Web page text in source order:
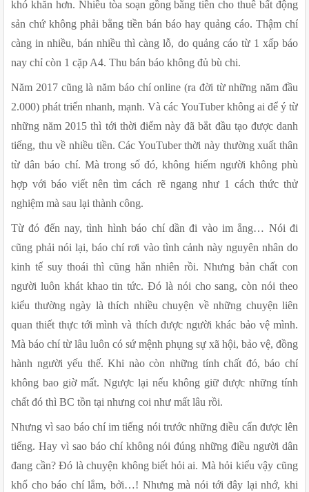
khó khăn hơn. Nhiều tòa soạn gồng bằng tiền cho thuê bất động
sản chứ không phải bằng tiền bán báo hay quảng cáo. Thậm chí
càng in nhiều, bán nhiều thì càng lỗ, do quảng cáo từ 1 xấp báo
nay chỉ còn 1 cặp A4. Thu bán báo không đủ bù chi.
Năm 2017 cũng là năm báo chí online (ra đời từ những năm đầu
2.000) phát triển nhanh, mạnh. Và các YouTuber không ai để ý từ
những năm 2015 thì tới thời điểm này đã bắt đầu tạo được danh
tiếng, thu về nhiều tiền. Các YouTuber thời này thường xuất thân
từ dân báo chí. Mà trong số đó, không hiếm người không phù
hợp với báo viết nên tìm cách rẽ ngang như 1 cách thức thử
nghiệm mà sau lại thành công.
Từ đó đến nay, tình hình báo chí dần đi vào im ắng… Nói đi
cũng phải nói lại, báo chí rơi vào tình cảnh này nguyên nhân do
kinh tế suy thoái thì cũng hẳn nhiên rồi. Nhưng bản chất con
người luôn khát khao tin tức. Đó là nói cho sang, còn nói theo
kiểu thường ngày là thích nhiều chuyện về những chuyện liên
quan thiết thực tới mình và thích được người khác bảo vệ mình.
Mà báo chí từ lâu luôn có sứ mệnh phụng sự xã hội, bảo vệ, đồng
hành người yếu thế. Khi nào còn những tính chất đó, báo chí
không bao giờ mất. Ngược lại nếu không giữ được những tính
chất đó thì BC tồn tại nhưng coi như mất lâu rồi.
Nhưng vì sao báo chí im tiếng nói trước những điều cẩn được lên
tiếng. Hay vì sao báo chí không nói đúng những điều người dân
đang cần? Đó là chuyện không biết hỏi ai. Mà hỏi kiểu vậy cũng
khổ cho báo chí lắm, bởi…! Nhưng mà nói tới đây lại nhớ, khi